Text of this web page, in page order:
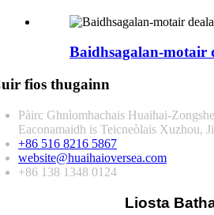
Baidhsagalan-motair
fios thugainn
Pàirc Ghnìomhachais Huaihai-
Eaconamaidh is Teicneòlais Xuzhou,
+86 516 8216 5867
website@huaihaioversea.com
+86 138 1348 0124
Liosta